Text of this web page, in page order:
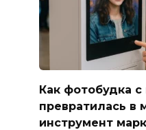
Как фотобудка
превратилась в
инструмент